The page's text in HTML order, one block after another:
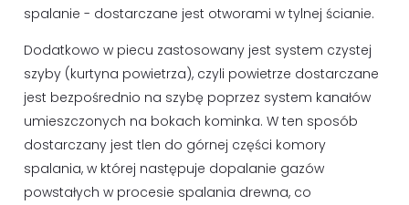
spalanie - dostarczane jest otworami w tylnej ścianie.
Dodatkowo w piecu zastosowany jest system czystej
szyby (kurtyna powietrza), czyli powietrze dostarczane
jest bezpośrednio na szybę poprzez system kanałów
umieszczonych na bokach kominka. W ten sposób
dostarczany jest tlen do górnej części komory
spalania, w której następuje dopalanie gazów
powstałych w procesie spalania drewna, co